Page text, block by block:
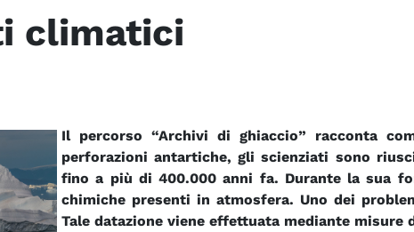
climatici
Il percorso “Archivi di ghiaccio” racconta
perforazioni antartiche, gli scienziati sono
fino a più di 400.000 anni fa. Durante la sua
chimiche presenti in atmosfera. Uno dei
Tale datazione viene effettuata mediante